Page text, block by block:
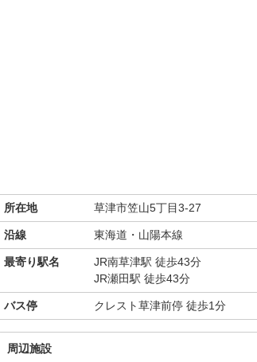
所在地 草津市笠山5丁目3-27
沿線 東海道・山陽本線
最寄り駅名
JR南草津駅 徒歩43分
JR瀬田駅 徒歩43分
バス停 クレスト草津前停 徒歩1分
周辺施設